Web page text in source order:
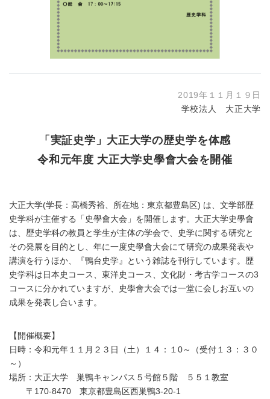
2019年１１月１９日
学校法人 大正大学
「実証史学」大正大学の歴史学を体感
令和元年度 大正大学史學會大会を開催
大正大学(学長：髙橋秀裕、所在地：東京都豊島区) は、文学部歴
史学科が主催する「史學會大会」を開催します。大正大学史學會
は、歴史学科の教員と学生が主体の学会で、史学に関する研究と
その発展を目的とし、年に一度史學會大会にて研究の成果発表や
講演を行うほか、『鴨台史学』という雑誌を刊行しています。歴
史学科は日本史コース、東洋史コース、文化財・考古学コースの3
コースに分かれていますが、史學會大会では一堂に会しお互いの
成果を発表し合います。
【開催概要】
日時：令和元年１１月２３日（土）１４：１0～（受付１３：３０
～）
場所：大正大学 巣鴨キャンパス５号館５階 ５５１教室
〒170-8470 東京都豊島区西巣鴨3-20-1